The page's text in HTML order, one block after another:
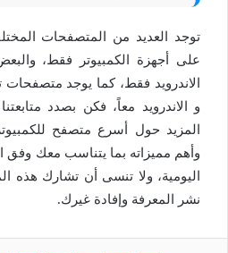
توجد العديد من المتصفحات
على أجهزة الكمبيوتر فقط،
الاندرويد فقط، كما يوجد متصفحات
و الاندرويد معاً، فكن بصدد
المزيد حول أسرع متصفح
وأهم مميزاته بما يتناسب معك وفق
اليومية، ولا تنسى أن تشارك هذه
نشر المعرفة وإفادة غيرك.